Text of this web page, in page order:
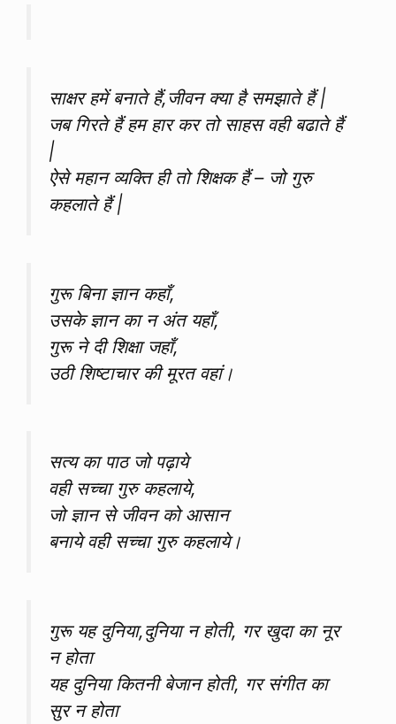
साक्षर हमें बनाते हैं,जीवन क्या है समझाते हैं |
जब गिरते हैं हम हार कर तो साहस वही बढाते हैं
|
ऐसे महान व्यक्ति ही तो शिक्षक हैं – जो गुरु
कहलाते हैं |
गुरू बिना ज्ञान कहाँ,
उसके ज्ञान का न अंत यहाँ,
गुरू ने दी शिक्षा जहाँ,
उठी शिष्टाचार की मूरत वहां।
सत्य का पाठ जो पढ़ाये
वही सच्चा गुरु कहलाये,
जो ज्ञान से जीवन को आसान
बनाये वही सच्चा गुरु कहलाये।
गुरू यह दुनिया,दुनिया न होती, गर खुदा का नूर
न होता
यह दुनिया कितनी बेजान होती, गर संगीत का
सुर न होता